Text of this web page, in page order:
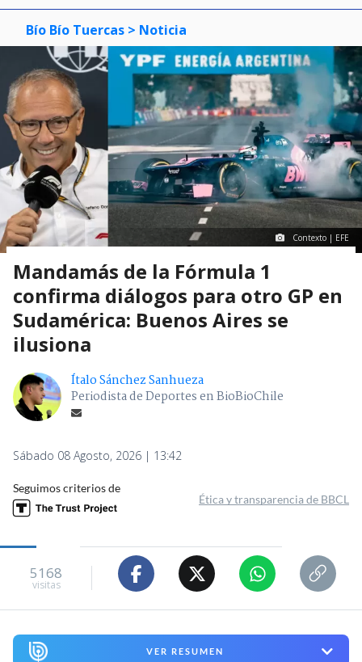
Bío Bío Tuercas > Noticia
Contexto | EFE
Mandamás de la Fórmula 1
confirma diálogos para otro GP en
Sudamérica: Buenos Aires se
ilusiona
Ítalo Sánchez Sanhueza
Periodista de Deportes en BioBioChile
Sábado 08 Agosto, 2026 | 13:42
Seguimos criterios de
Ética y transparencia de BBCL
5168
visitas
VER RESUMEN